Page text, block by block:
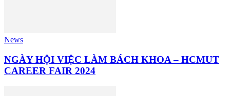
News
NGÀY HỘI VIỆC LÀM BÁCH KHOA – HCMUT
CAREER FAIR 2024